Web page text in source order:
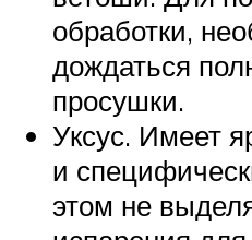
обработки,
дождаться
просушки.
Уксус. Имеет
и
этом не